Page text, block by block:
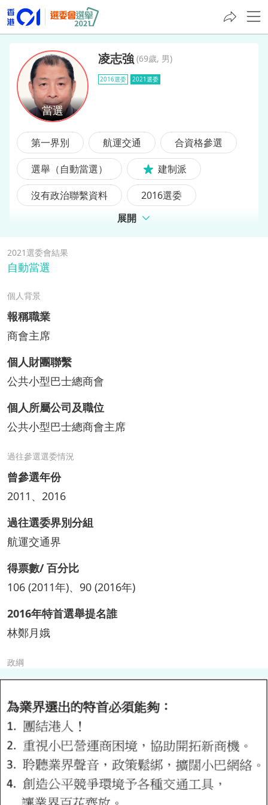
凌志強
凌志強 (69歲, 男)
2016選委 2021選委
第一界別 航運交通
合資格參選
選舉（自動當選）
建制派
沒有政治聯繫資料
2016選委
展開
2021選委會結果
自動當選
個人背景
報稱職業
商會主席
個人財團聯繫
公共小型巴士總商會
個人所屬公司及職位
公共小型巴士總商會主席
過往參選選委情況
曾參選年份
2011、2016
過往選委界別分組
航運交通界
得票數/ 百分比
106 (2011年)、90 (2016年)
2016年特首選舉提名誰
林鄭月娥
政綱